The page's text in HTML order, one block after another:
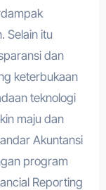
Selain itu
dan
keterbukaan
teknologi
maju dan
Akuntansi
program
Reporting